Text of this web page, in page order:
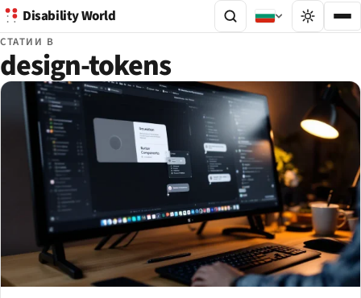
Disability World
СТАТИИ В
design-tokens